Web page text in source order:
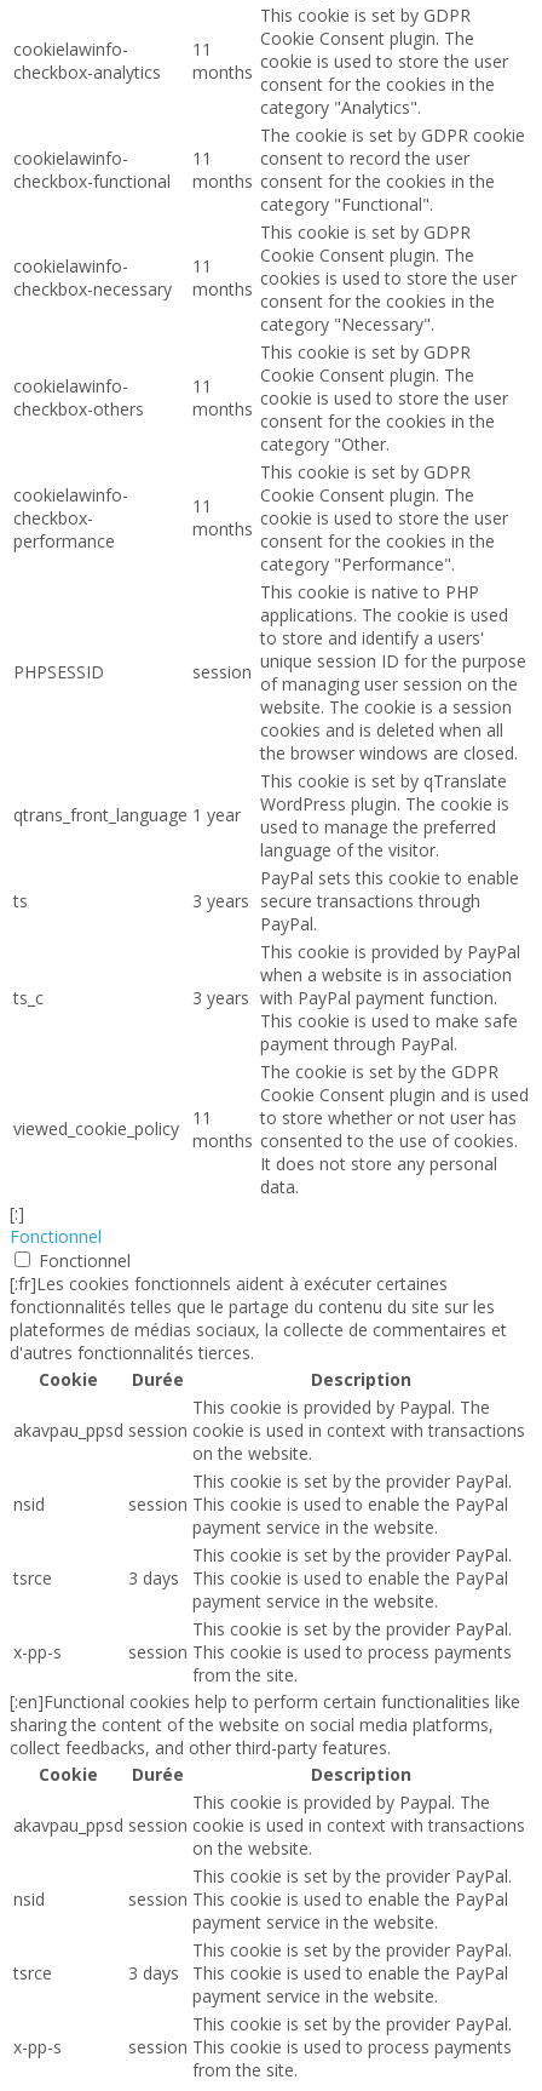
cookielawinfo-
checkbox-analytics
11
months
This cookie is set by GDPR
Cookie Consent plugin. The
cookie is used to store the user
consent for the cookies in the
category "Analytics".
cookielawinfo-
checkbox-functional
11
months
The cookie is set by GDPR cookie
consent to record the user
consent for the cookies in the
category "Functional".
cookielawinfo-
checkbox-necessary
11
months
This cookie is set by GDPR
Cookie Consent plugin. The
cookies is used to store the user
consent for the cookies in the
category "Necessary".
cookielawinfo-
checkbox-others
11
months
This cookie is set by GDPR
Cookie Consent plugin. The
cookie is used to store the user
consent for the cookies in the
category "Other.
cookielawinfo-
checkbox-
performance
11
months
This cookie is set by GDPR
Cookie Consent plugin. The
cookie is used to store the user
consent for the cookies in the
category "Performance".
PHPSESSID session
This cookie is native to PHP
applications. The cookie is used
to store and identify a users'
unique session ID for the purpose
of managing user session on the
website. The cookie is a session
cookies and is deleted when all
the browser windows are closed.
qtrans_front_language 1 year
This cookie is set by qTranslate
WordPress plugin. The cookie is
used to manage the preferred
language of the visitor.
ts 3 years
PayPal sets this cookie to enable
secure transactions through
PayPal.
ts_c 3 years
This cookie is provided by PayPal
when a website is in association
with PayPal payment function.
This cookie is used to make safe
payment through PayPal.
viewed_cookie_policy
11
months
The cookie is set by the GDPR
Cookie Consent plugin and is used
to store whether or not user has
consented to the use of cookies.
It does not store any personal
data.
[:]
Fonctionnel
Fonctionnel
[:fr]Les cookies fonctionnels aident à exécuter certaines
fonctionnalités telles que le partage du contenu du site sur les
plateformes de médias sociaux, la collecte de commentaires et
d'autres fonctionnalités tierces.
Cookie
Durée Description
akavpau_ppsd session
This cookie is provided by Paypal. The
cookie is used in context with transactions
on the website.
nsid session
This cookie is set by the provider PayPal.
This cookie is used to enable the PayPal
payment service in the website.
tsrce 3 days
This cookie is set by the provider PayPal.
This cookie is used to enable the PayPal
payment service in the website.
x-pp-s session
This cookie is set by the provider PayPal.
This cookie is used to process payments
from the site.
[:en]Functional cookies help to perform certain functionalities like
sharing the content of the website on social media platforms,
collect feedbacks, and other third-party features.
Cookie
Durée Description
akavpau_ppsd session
This cookie is provided by Paypal. The
cookie is used in context with transactions
on the website.
nsid session
This cookie is set by the provider PayPal.
This cookie is used to enable the PayPal
payment service in the website.
tsrce 3 days
This cookie is set by the provider PayPal.
This cookie is used to enable the PayPal
payment service in the website.
x-pp-s session
This cookie is set by the provider PayPal.
This cookie is used to process payments
from the site.